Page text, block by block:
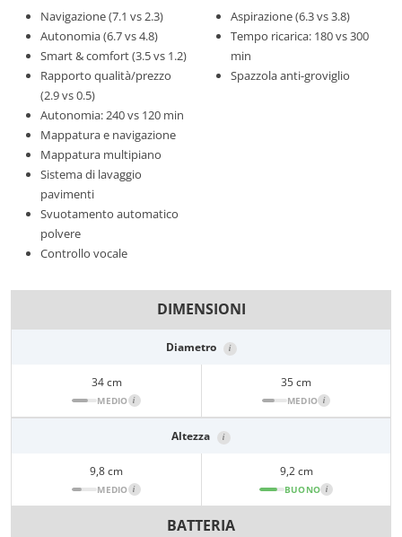
Navigazione (7.1 vs 2.3)
Autonomia (6.7 vs 4.8)
Smart & comfort (3.5 vs 1.2)
Rapporto qualità/prezzo
(2.9 vs 0.5)
Autonomia: 240 vs 120 min
Mappatura e navigazione
Mappatura multipiano
Sistema di lavaggio
pavimenti
Svuotamento automatico
polvere
Controllo vocale
Aspirazione (6.3 vs 3.8)
Tempo ricarica: 180 vs 300
min
Spazzola anti-groviglio
DIMENSIONI
Diametro i
34 cm
MEDIO i
35 cm
MEDIO i
Altezza i
9,8 cm
MEDIO i
9,2 cm
BUONO i
BATTERIA